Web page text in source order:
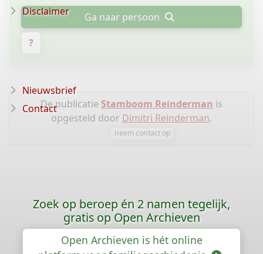
Ga naar persoon
?
De publicatie Stamboom Reinderman is
opgesteld door Dimitri Reinderman.
neem contact op
Disclaimer
Nieuwsbrief
Contact
Zoek op beroep én 2 namen tegelijk,
gratis op Open Archieven
Open Archieven is hét online